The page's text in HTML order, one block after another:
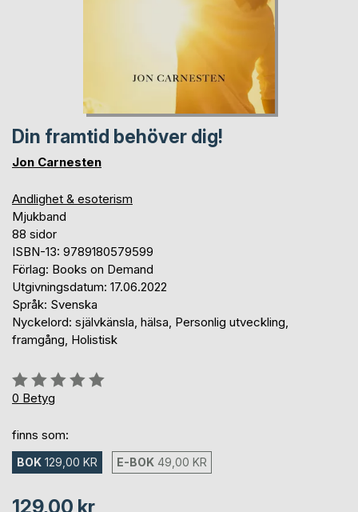
Din framtid behöver dig!
Jon Carnesten
Andlighet & esoterism
Mjukband
88 sidor
ISBN-13: 9789180579599
Förlag: Books on Demand
Utgivningsdatum: 17.06.2022
Språk: Svenska
Nyckelord: självkänsla, hälsa, Personlig utveckling,
framgång, Holistisk
Betyg::
0%
0 Betyg
finns som:
BOK 129,00 KR E-BOK 49,00 KR
129,00 kr